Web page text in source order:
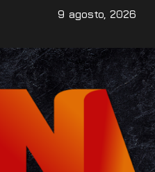
9 agosto, 2026